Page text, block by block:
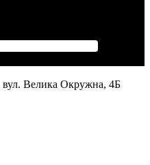
вул. Велика Окружна, 4Б